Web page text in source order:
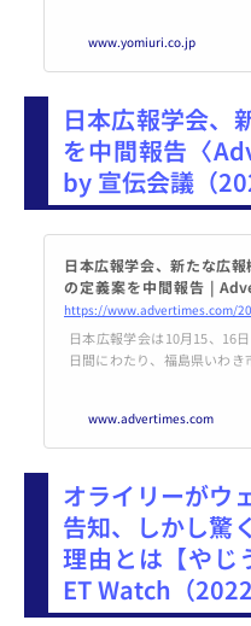
国登録有形文化財「佐藤養助
漆蔵資料館」に移設された。
よると、相談窓口は国内唯一
www.yomiuri.co.jp
日本広報学会、
を中間報告〈
by 宣伝会議（
日本広報学会、新たな広報
の定義案を中間報告 |
mes.（アドタイ） by 宣伝
日本広報学会は10月15、16
日間にわたり、福島県いわき
www.advertimes.com
オライリーがウ
告知、しかし驚
理由とは【やじ
ET Watch（